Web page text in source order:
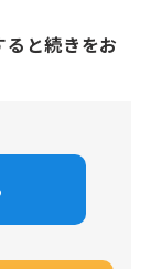
ると続きをお